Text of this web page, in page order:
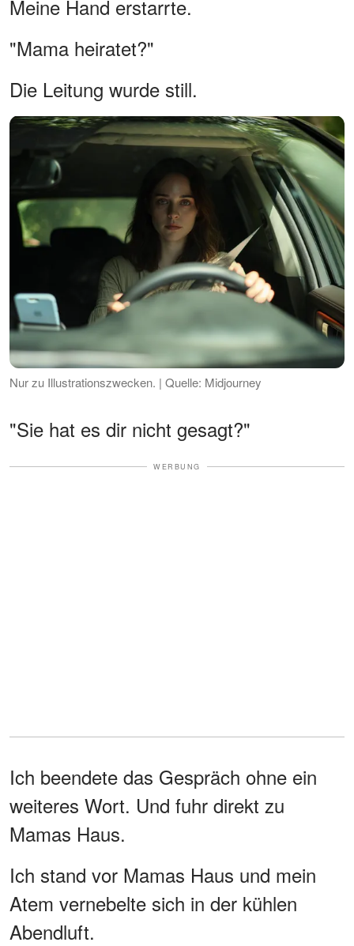
Meine Hand erstarrte.
"Mama heiratet?"
Die Leitung wurde still.
Nur zu Illustrationszwecken. | Quelle: Midjourney
"Sie hat es dir nicht gesagt?"
WERBUNG
Ich beendete das Gespräch ohne ein
weiteres Wort. Und fuhr direkt zu
Mamas Haus.
Ich stand vor Mamas Haus und mein
Atem vernebelte sich in der kühlen
Abendluft.